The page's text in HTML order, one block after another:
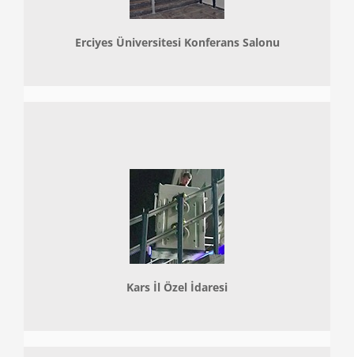
Erciyes Üniversitesi Konferans Salonu
Kars İl Özel İdaresi